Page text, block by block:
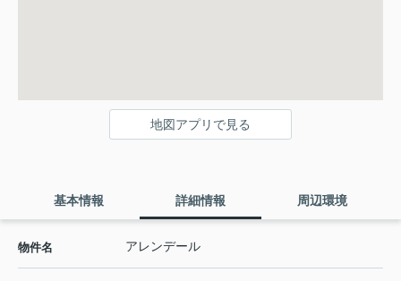
地図アプリで見る
基本情報 詳細情報 周辺環境
物件名 アレンデール